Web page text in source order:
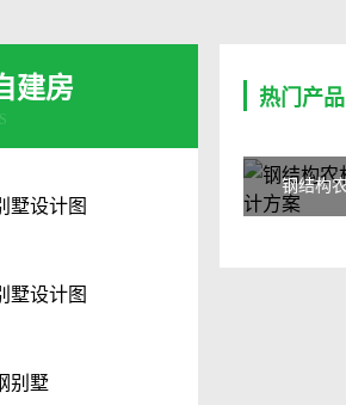
建房
墅设计图
墅设计图
别墅
热门产品